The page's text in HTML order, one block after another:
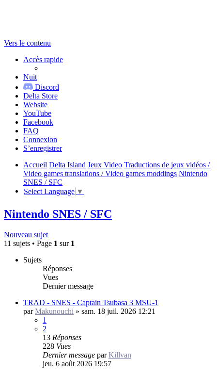
Vers le contenu
Accès rapide
Nuit
Discord
Delta Store
Website
YouTube
Facebook
FAQ
Connexion
S’enregistrer
Accueil Delta Island Jeux Video Traductions de jeux vidéos /
Video games translations / Video games moddings Nintendo
SNES / SFC
Select Language ▼
Nintendo SNES / SFC
Nouveau sujet
11 sujets • Page 1 sur 1
Sujets
Réponses
Vues
Dernier message
TRAD - SNES - Captain Tsubasa 3 MSU-1
parMakunouchi » sam. 18 juil. 2026 12:21
1
2
13 Réponses
228 Vues
Dernier message parKillvan
jeu. 6 août 2026 19:57